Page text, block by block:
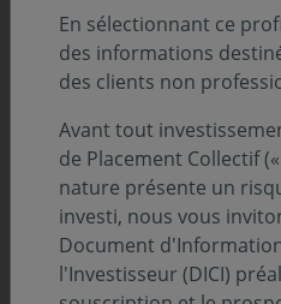
facilités de
des banques
de la stabilité du
monétaire ?
PERSPECTIVES ÉCONOMIQUES ET
Temps de lecture :12 min
En sélectionnant ce
des informations
des clients non
Avant tout
de Placement Collectif
nature présente un
investi, nous vous
Document
l'Investisseur (DICI)